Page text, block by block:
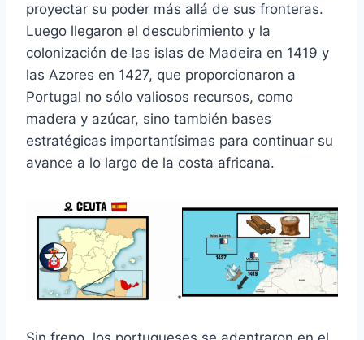
proyectar su poder más allá de sus fronteras.
Luego llegaron el descubrimiento y la
colonización de las islas de Madeira en 1419 y
las Azores en 1427, que proporcionaron a
Portugal no sólo valiosos recursos, como
madera y azúcar, sino también bases
estratégicas importantísimas para continuar su
avance a lo largo de la costa africana.